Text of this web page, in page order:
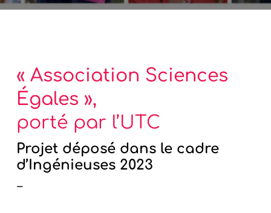
« Association Sciences
Égales »,
porté par l’UTC
Projet déposé dans le cadre
d’Ingénieuses 2023
–